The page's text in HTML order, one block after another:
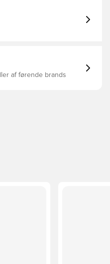
af førende brands